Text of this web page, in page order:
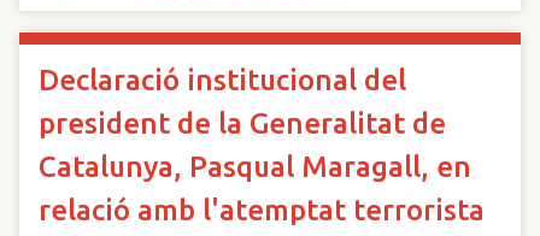
Declaració institucional del
president de la Generalitat de
Catalunya, Pasqual Maragall, en
relació amb l'atemptat terrorista